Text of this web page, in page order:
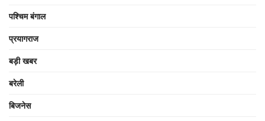
पश्चिम बंगाल
प्रयागराज
बड़ी खबर
बरेली
बिजनेस